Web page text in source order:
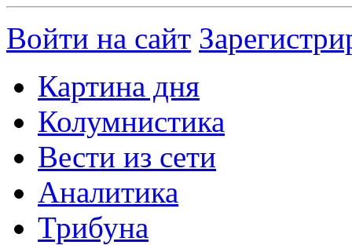
Войти на сайт
Картина дня
Колумнистика
Вести из сети
Аналитика
Трибуна